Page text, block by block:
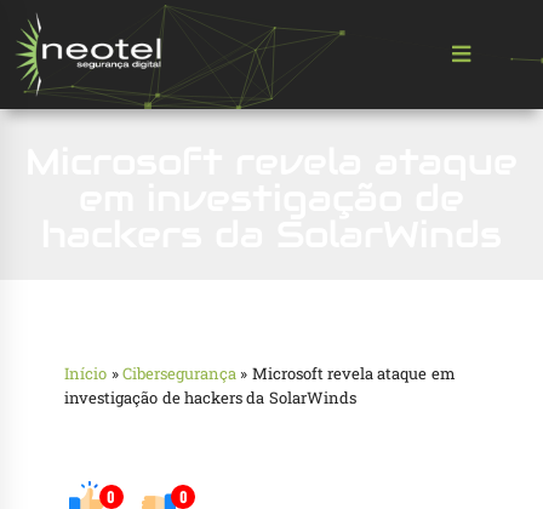
Início »Cibersegurança » Microsoft revela ataque em
investigação de hackers da SolarWinds
0 0